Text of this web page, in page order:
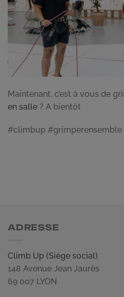
Maintenant, c’est à vous de
en salle ? A bientôt
#climbup #grimperensemble
ADRESSE
Climb Up (Siège social)
148 Avenue Jean Jaurès
69 007 LYON